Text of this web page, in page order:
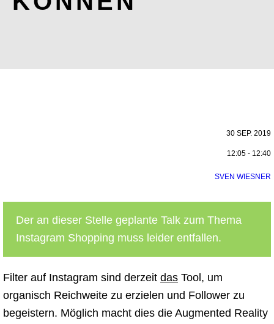
30 SEP. 2019
12:05 - 12:40
SVEN WIESNER
Der an dieser Stelle geplante Talk zum Thema
Instagram Shopping muss leider entfallen.
Filter auf Instagram sind derzeit das Tool, um
organisch Reichweite zu erzielen und Follower zu
begeistern. Möglich macht dies die Augmented Reality